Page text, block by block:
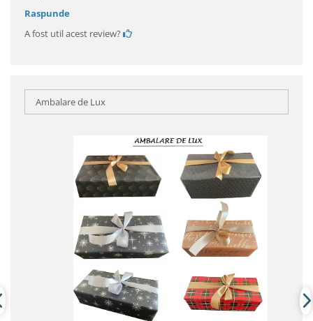
Raspunde
A fost util acest review?
Ambalare de Lux